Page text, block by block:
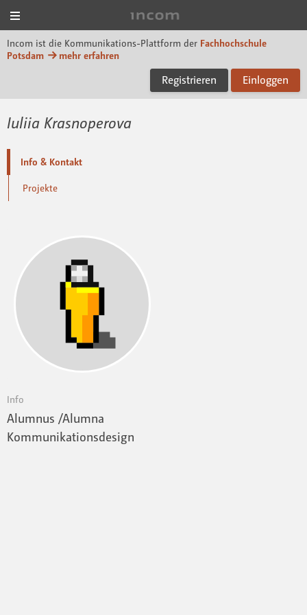
Incom ist die Kommunikations-Plattform der Fachhochschule
Potsdam
mehr erfahren
Registrieren Einloggen
Iuliia Krasnoperova
Info & Kontakt
Projekte
Info
Alumnus /Alumna
Kommunikationsdesign